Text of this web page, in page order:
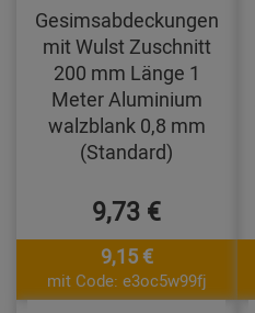
Gesimsabdeckungen
mit Wulst Zuschnitt
200 mm Länge 1
Meter Aluminium
walzblank 0,8 mm
(Standard)
9,73 €
9,15 €
mit Code: e3oc5w99fj